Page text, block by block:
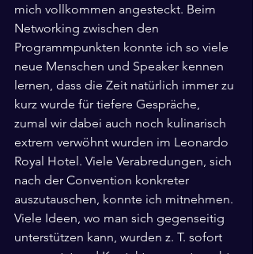
mich vollkommen angesteckt. Beim
Networking zwischen den
Programmpunkten konnte ich so viele
neue Menschen und Speaker kennen
lernen, dass die Zeit natürlich immer zu
kurz wurde für tiefere Gespräche,
zumal wir dabei auch noch kulinarisch
extrem verwöhnt wurden im Leonardo
Royal Hotel. Viele Verabredungen, sich
nach der Convention konkreter
auszutauschen, konnte ich mitnehmen.
Viele Ideen, wo man sich gegenseitig
unterstützen kann, wurden z. T. sofort